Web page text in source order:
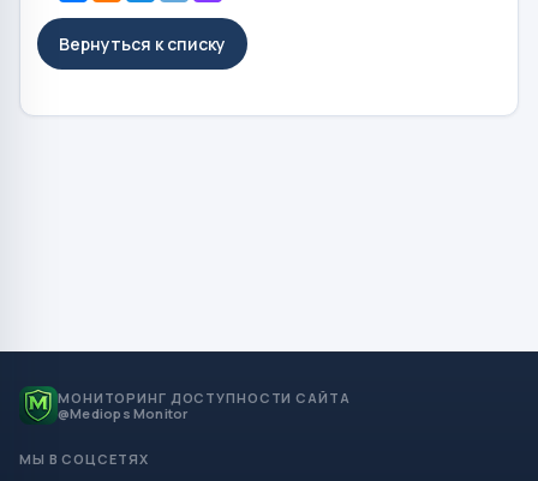
Вернуться к списку
МОНИТОРИНГ ДОСТУПНОСТИ САЙТА
@Mediops Monitor
МЫ В СОЦСЕТЯХ